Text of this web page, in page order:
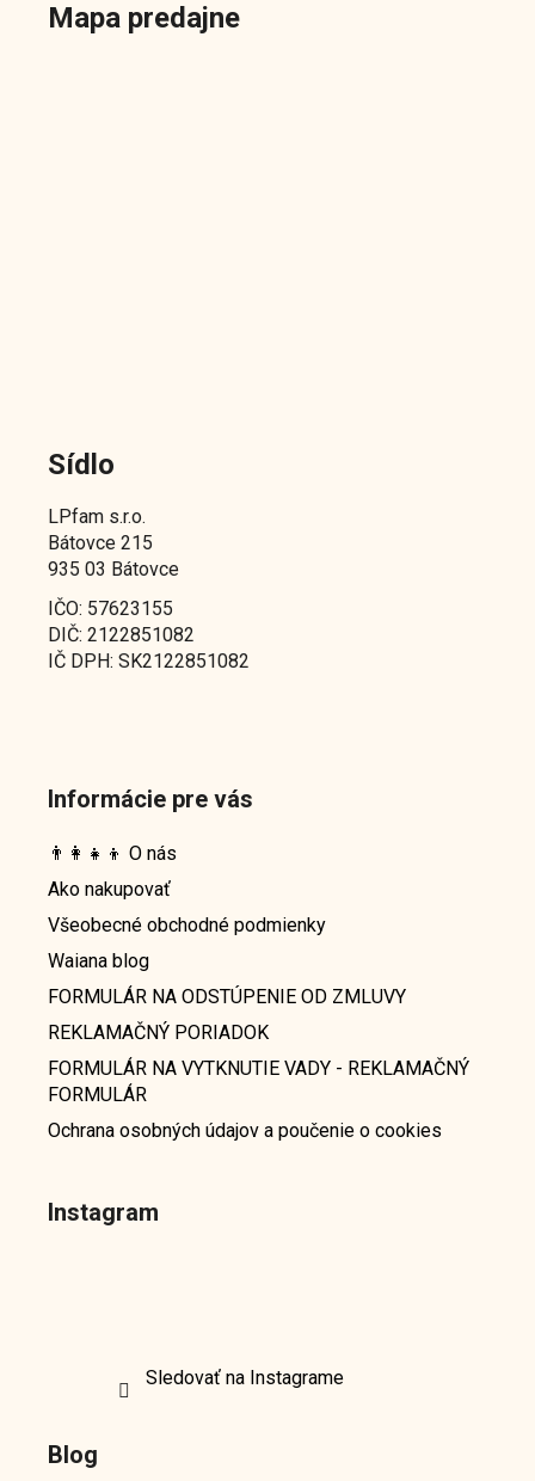
Mapa predajne
Sídlo
LPfam s.r.o.
Bátovce 215
935 03 Bátovce
IČO: 57623155
DIČ: 2122851082
IČ DPH: SK2122851082
Informácie pre vás
👨‍👩‍👧‍👦 O nás
Ako nakupovať
Všeobecné obchodné podmienky
Waiana blog
FORMULÁR NA ODSTÚPENIE OD ZMLUVY
REKLAMAČNÝ PORIADOK
FORMULÁR NA VYTKNUTIE VADY - REKLAMAČNÝ
FORMULÁR
Ochrana osobných údajov a poučenie o cookies
Instagram
Sledovať na Instagrame
Blog